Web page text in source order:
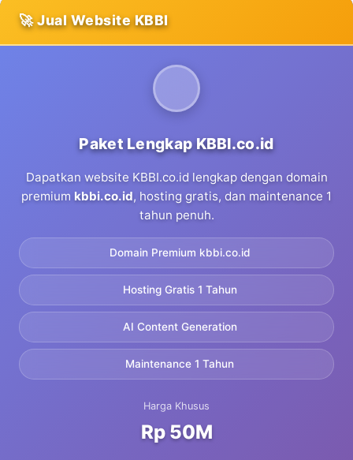
🚀 Jual Website KBBI
Paket Lengkap KBBI.co.id
Dapatkan website KBBI.co.id lengkap dengan domain
premium kbbi.co.id, hosting gratis, dan maintenance 1
tahun penuh.
Domain Premium kbbi.co.id
Hosting Gratis 1 Tahun
AI Content Generation
Maintenance 1 Tahun
Harga Khusus
Rp 50M